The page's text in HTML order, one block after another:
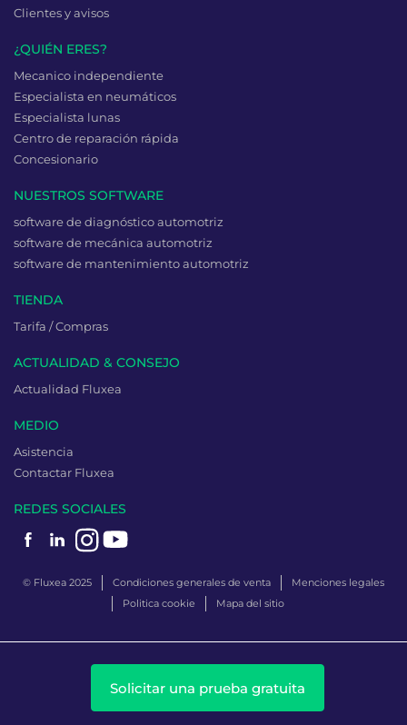
Solicitar una prueba gratuita
Clientes y avisos
¿QUIÉN ERES?
Mecanico independiente
Especialista en neumáticos
Especialista lunas
Centro de reparación rápida
Concesionario
NUESTROS SOFTWARE
software de diagnóstico automotriz
software de mecánica automotriz
software de mantenimiento automotriz
TIENDA
Tarifa / Compras
ACTUALIDAD & CONSEJO
Actualidad Fluxea
MEDIO
Asistencia
Contactar Fluxea
REDES SOCIALES
© Fluxea 2025 Condiciones generales de venta
Menciones legales
Politica cookie
Mapa del sitio